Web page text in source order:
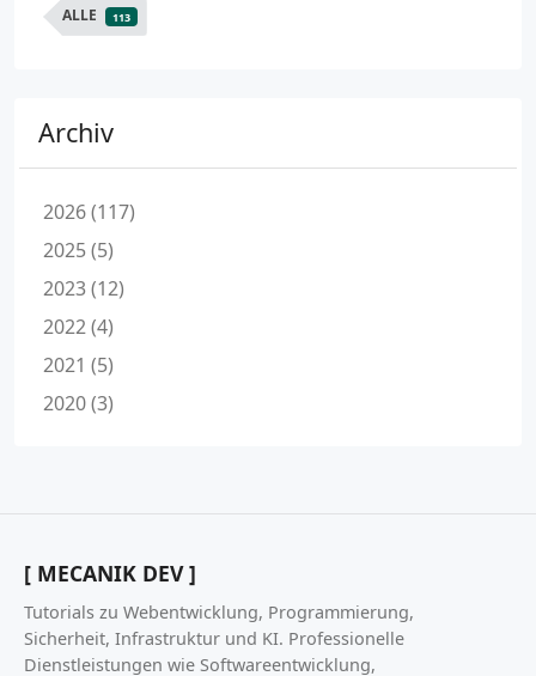
ALLE 113
Archiv
2026 (117)
2025 (5)
2023 (12)
2022 (4)
2021 (5)
2020 (3)
[ MECANIK DEV ]
Tutorials zu Webentwicklung, Programmierung,
Sicherheit, Infrastruktur und KI. Professionelle
Dienstleistungen wie Softwareentwicklung,